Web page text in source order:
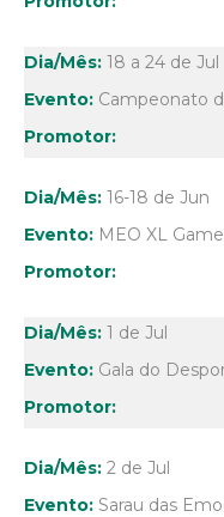
18 a 24 de Jul
Campeonato
16-18 de Jun
MEO XL
1 de Jul
Gala do
2 de Jul
Sarau das